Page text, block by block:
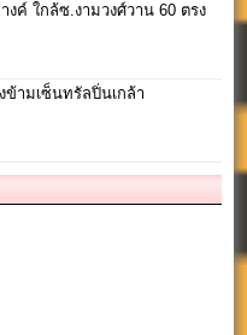
งค์ ใกล้ซ.งามวงศ์วาน 60 ตรง
ข้ามเซ็นทรัลปิ่นเกล้า